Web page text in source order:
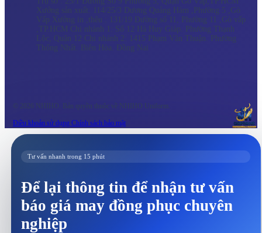
Xưởng sản xuất: 114/25/3 Dương Quảng Hàm ,Phường 5 ,Gò
Vấp Xưởng in ,thêu : 131/19 Đường số 11, Phường 11 ,Gò vấp
,TP.HCM Chi nhánh 1: Số 12 Hà Huy Giáp. Phường Thạnh
Lộc, Quận 12 Chi nhánh 2: 1415 Phạm Văn Thuận. Phường
Thống Nhất. Biên Hòa. Đồng Nai
© 2026 NHIHO. Bản quyền thuộc về NHIHO Uniform.
Điều khoản sử dụng Chính sách bảo mật
Tư vấn nhanh trong 15 phút
Để lại thông tin để nhận tư vấn
báo giá may đồng phục chuyên
nghiệp